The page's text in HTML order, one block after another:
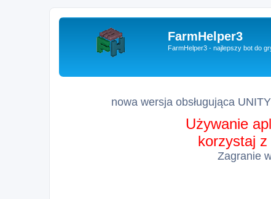
FarmHelper3
FarmHelper3 - najlepszy bot do
nowa wersja obsługująca
Używanie
korzystaj
Zagranie